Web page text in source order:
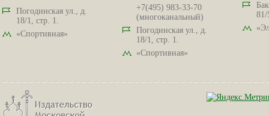
Погодинская ул., д.
18/1, стр. 1.
«Спортивная»
+7(495) 983-33-70
(многоканальный)
Погодинская ул., д.
18/1, стр. 1.
«Спортивная»
81/